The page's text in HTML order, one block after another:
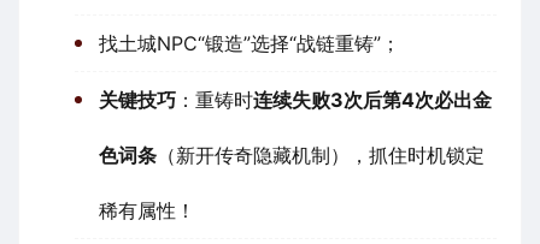
找土城NPC“锻造”选择“战链重铸”；
关键技巧 ：重铸时连续失败3次后第4次必出金
色词条 （新开传奇隐藏机制），抓住时机锁定
稀有属性！